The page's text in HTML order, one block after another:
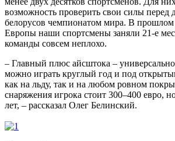
возможность проверить свои силы перед
белорусов чемпионатом мира. В прошлом
Европы наши спортсмены заняли 21-е
команды совсем неплохо.
– Главный плюс айсштока –
можно играть круглый год и под
как на льду, так и на любом ровном
снаряжения игрока стоит 300–400 евро,
лет, – рассказал Олег Белинский.